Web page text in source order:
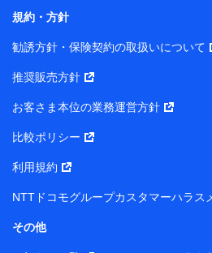
当社は株式会社NTTドコモ・フ
との間で、以下のとおり個人デ
す。
【共同して利用される利用データ
当社または株式会社NTTドコモ・
の個人データ
基本情報
性、連絡先、dポイントサービスの
所、dポイント残高、dポイント利用
規約・方針
勧誘方針・保険契約の取扱いについて
推奨販売方針
お客さま本位の業務運営方針
比較ポリシー
利用規約
NTTドコモグループカスタマーハラス
その他